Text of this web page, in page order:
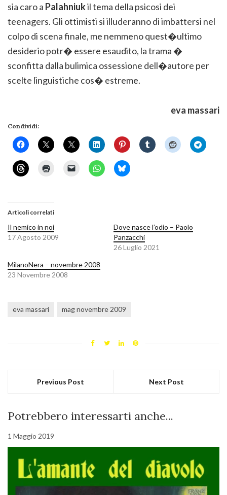
sia caro a Palahniukil tema della psicosi dei
teenagers. Gli ottimisti si illuderanno di imbattersi nel
colpo di scena finale, me nemmeno quest�ultimo
desiderio potr� essere esaudito, la trama �
sconfitta dalla bulimica ossessione dell�autore per
scelte linguistiche cos� estreme.
eva massari
Condividi:
Articoli correlati
Il nemico in noi
17 Agosto 2009
Dove nasce l’odio – Paolo
Panzacchi
26 Luglio 2021
MilanoNera – novembre 2008
23 Novembre 2008
eva massari mag novembre 2009
Previous Post Next Post
Potrebbero interessarti anche...
1 Maggio 2019